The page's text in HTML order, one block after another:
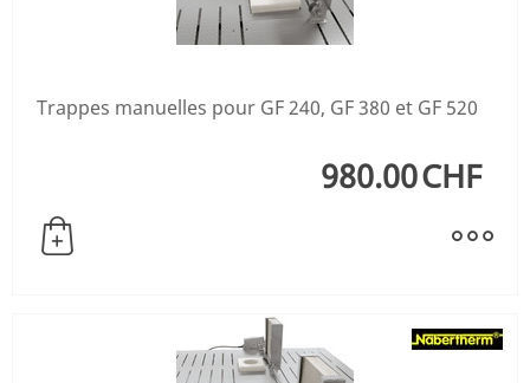
Trappes manuelles pour GF 240, GF 380 et GF 520
980.00CHF